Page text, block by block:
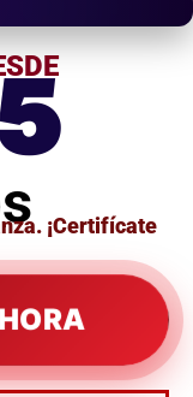
¡Certifícate